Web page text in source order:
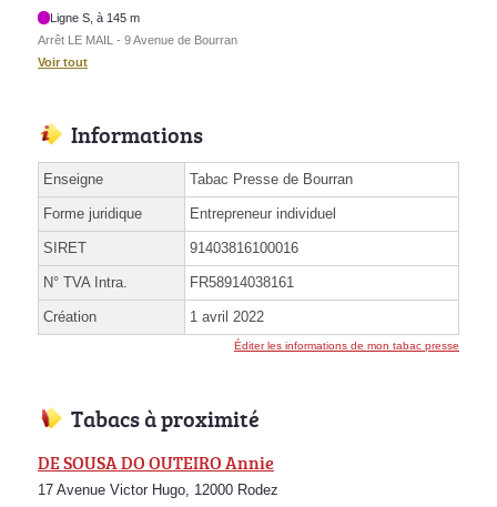
Ligne S, à 145 m
Arrêt LE MAIL - 9 Avenue de Bourran
Voir tout
Informations
Enseigne Tabac Presse de Bourran
Forme juridique Entrepreneur individuel
SIRET 91403816100016
N° TVA Intra. FR58914038161
Création 1 avril 2022
Éditer les informations de mon tabac presse
Tabacs à proximité
DE SOUSA DO OUTEIRO Annie
17 Avenue Victor Hugo, 12000 Rodez